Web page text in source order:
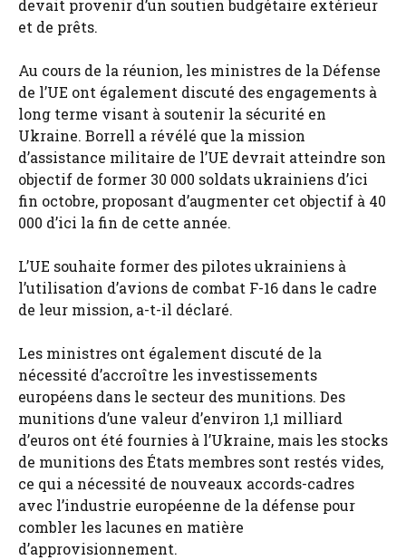
devait provenir d’un soutien budgétaire extérieur
et de prêts.
Au cours de la réunion, les ministres de la Défense
de l’UE ont également discuté des engagements à
long terme visant à soutenir la sécurité en
Ukraine. Borrell a révélé que la mission
d’assistance militaire de l’UE devrait atteindre son
objectif de former 30 000 soldats ukrainiens d’ici
fin octobre, proposant d’augmenter cet objectif à 40
000 d’ici la fin de cette année.
L’UE souhaite former des pilotes ukrainiens à
l’utilisation d’avions de combat F-16 dans le cadre
de leur mission, a-t-il déclaré.
Les ministres ont également discuté de la
nécessité d’accroître les investissements
européens dans le secteur des munitions. Des
munitions d’une valeur d’environ 1,1 milliard
d’euros ont été fournies à l’Ukraine, mais les stocks
de munitions des États membres sont restés vides,
ce qui a nécessité de nouveaux accords-cadres
avec l’industrie européenne de la défense pour
combler les lacunes en matière
d’approvisionnement.